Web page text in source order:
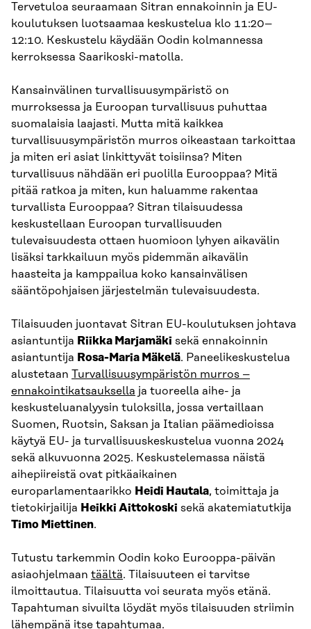
Tervetuloa seuraamaan Sitran ennakoinnin ja EU-
koulutuksen luotsaamaa keskustelua klo 11:20–
12:10. Keskustelu käydään Oodin kolmannessa
kerroksessa Saarikoski-matolla.
Kansainvälinen turvallisuusympäristö on
murroksessa ja Euroopan turvallisuus puhuttaa
suomalaisia laajasti. Mutta mitä kaikkea
turvallisuusympäristön murros oikeastaan tarkoittaa
ja miten eri asiat linkittyvät toisiinsa? Miten
turvallisuus nähdään eri puolilla Eurooppaa? Mitä
pitää ratkoa ja miten, kun haluamme rakentaa
turvallista Eurooppaa? Sitran tilaisuudessa
keskustellaan Euroopan turvallisuuden
tulevaisuudesta ottaen huomioon lyhyen aikavälin
lisäksi tarkkailuun myös pidemmän aikavälin
haasteita ja kamppailua koko kansainvälisen
sääntöpohjaisen järjestelmän tulevaisuudesta.
Tilaisuuden juontavat Sitran EU-koulutuksen johtava
asiantuntija Riikka Marjamäki sekä ennakoinnin
asiantuntija Rosa-Maria Mäkelä. Paneelikeskustelua
alustetaan Turvallisuusympäristön murros –
ennakointikatsauksella ja tuoreella aihe- ja
keskusteluanalyysin tuloksilla, jossa vertaillaan
Suomen, Ruotsin, Saksan ja Italian päämedioissa
käytyä EU- ja turvallisuuskeskustelua vuonna 2024
sekä alkuvuonna 2025. Keskustelemassa näistä
aihepiireistä ovat pitkäaikainen
europarlamentaarikko Heidi Hautala, toimittaja ja
tietokirjailija Heikki Aittokoski sekä akatemiatutkija
Timo Miettinen.
Tutustu tarkemmin Oodin koko Eurooppa-päivän
asiaohjelmaan täältä. Tilaisuuteen ei tarvitse
ilmoittautua. Tilaisuutta voi seurata myös etänä.
Tapahtuman sivuilta löydät myös tilaisuuden striimin
lähempänä itse tapahtumaa.